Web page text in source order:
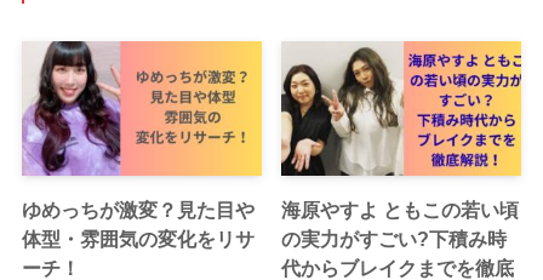
ゆめっちが激変？見た目や
体型・雰囲気の変化をリサ
ーチ！
海原やすよ ともこの若い頃
の実力がすごい?下積み時
代からブレイクまでを徹底